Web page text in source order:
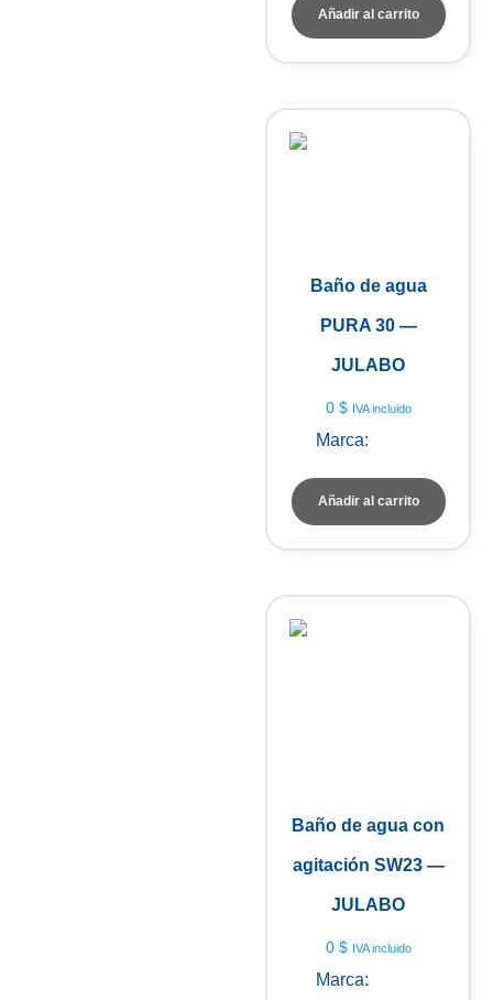
Añadir al carrito
Baño de agua
PURA 30 —
JULABO
0 $ IVA incluido
Marca:
Añadir al carrito
Baño de agua con
agitación SW23 —
JULABO
0 $ IVA incluido
Marca: